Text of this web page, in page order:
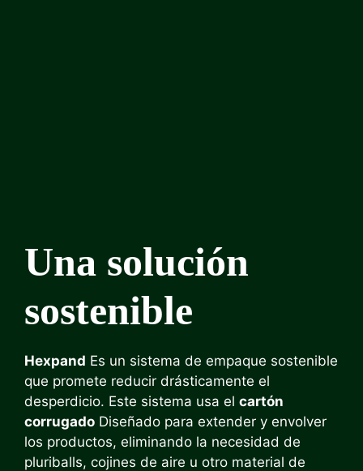
Una solución
sostenible
Hexpand Es un sistema de empaque sostenible
que promete reducir drásticamente el
desperdicio. Este sistema usa el cartón
corrugado Diseñado para extender y envolver
los productos, eliminando la necesidad de
pluriballs, cojines de aire u otro material de